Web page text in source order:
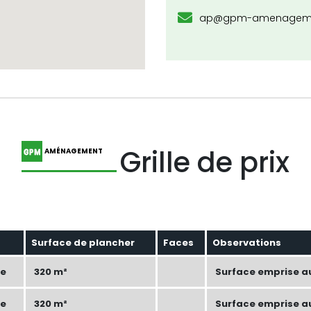
ap@gpm-
AMÉNAGEMENT Grille de prix
Surface de plancher Faces Observations
320 m² Surface emprise
320 m² Surface emprise